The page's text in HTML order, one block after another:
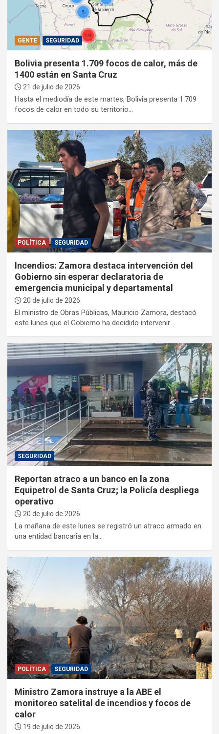
GENTE SEGURIDAD
Bolivia presenta 1.709 focos de calor, más de
1400 están en Santa Cruz
21 de julio de 2026
Hasta el mediodía de este martes, Bolivia presenta 1.709
focos de calor en todo su territorio…
POLÍTICA SEGURIDAD
Incendios: Zamora destaca intervención del
Gobierno sin esperar declaratoria de
emergencia municipal y departamental
20 de julio de 2026
El ministro de Obras Públicas, Mauricio Zamora, destacó
este lunes que el Gobierno ha decidido intervenir…
SEGURIDAD
Reportan atraco a un banco en la zona
Equipetrol de Santa Cruz; la Policía despliega
operativo
20 de julio de 2026
La mañana de este lunes se registró un atraco armado en
una entidad bancaria en la…
POLÍTICA SEGURIDAD
Ministro Zamora instruye a la ABE el
monitoreo satelital de incendios y focos de
calor
19 de julio de 2026